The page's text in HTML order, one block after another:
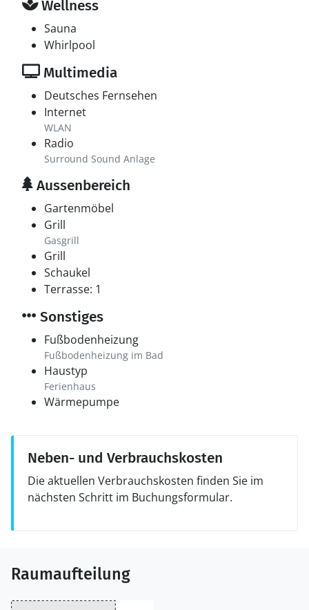
Wellness
Sauna
Whirlpool
Multimedia
Deutsches Fernsehen
Internet
WLAN
Radio
Surround Sound Anlage
Aussenbereich
Gartenmöbel
Grill
Gasgrill
Grill
Schaukel
Terrasse: 1
Sonstiges
Fußbodenheizung
Fußbodenheizung im Bad
Haustyp
Ferienhaus
Wärmepumpe
Neben- und Verbrauchskosten
Die aktuellen Verbrauchskosten finden Sie im
nächsten Schritt im Buchungsformular.
Raumaufteilung